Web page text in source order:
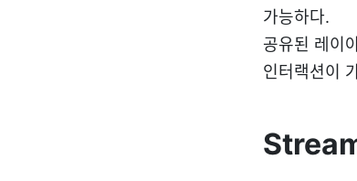
가능하다.
공유된 레이
인터랙션이